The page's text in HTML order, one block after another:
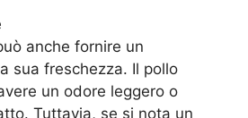
anche fornire un
sua freschezza. Il pollo
un odore leggero o
Tuttavia, se si nota un